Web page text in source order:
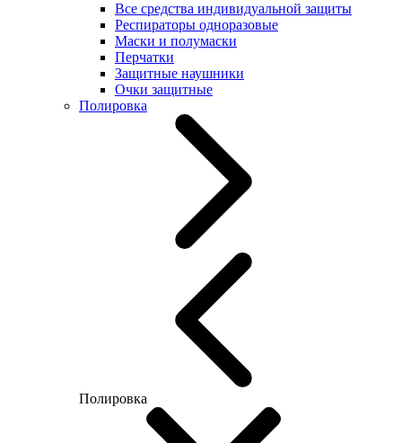
Все средства индивидуальной защиты
Респираторы одноразовые
Маски и полумаски
Перчатки
Защитные наушники
Очки защитные
Полировка
Полировка